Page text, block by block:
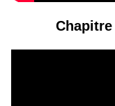
Chapitre